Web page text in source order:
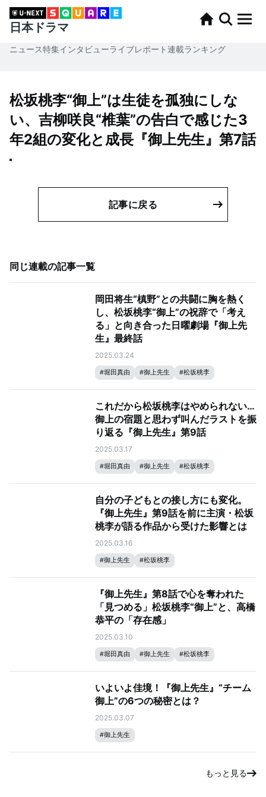
日本ドラマ
ニュース特集インタビューライブレポート連載ランキング
松坂桃李“御上”は生徒を孤独にしな
い、吉柳咲良“椎葉”の告白で感じた3
年2組の変化と成長『御上先生』第7話
記事に戻る
同じ連載の記事一覧
岡田将生“槙野”との共闘に胸を熱く
し、松坂桃李“御上”の祝辞で「考え
る」と向き合った日曜劇場『御上先
生』最終話
2025.03.24
#堀田真由 #御上先生 #松坂桃李
これだから松坂桃李はやめられない…
御上の宿題と思わず叫んだラストを振
り返る『御上先生』第9話
2025.03.17
#堀田真由 #御上先生 #松坂桃李
自分の子どもとの接し方にも変化。
『御上先生』第9話を前に主演・松坂
桃李が語る作品から受けた影響とは
2025.03.16
#御上先生 #松坂桃李
『御上先生』第8話で心を奪われた
「見つめる」松坂桃李“御上”と、高橋
恭平の「存在感」
2025.03.10
#堀田真由 #御上先生 #松坂桃李
いよいよ佳境！『御上先生』“チーム
御上”の6つの秘密とは？
2025.03.07
#御上先生
もっと見る